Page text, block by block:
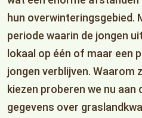
hun overwinteringsgebied.
periode waarin de jongen
lokaal op één of maar een
jongen verblijven. Waarom
kiezen proberen we nu aan
gegevens over